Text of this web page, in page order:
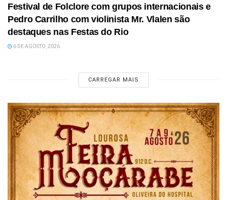
Festival de Folclore com grupos internacionais e
Pedro Carrilho com violinista Mr. Vlalen são
destaques nas Festas do Rio
6 DE AGOSTO, 2026
CARREGAR MAIS